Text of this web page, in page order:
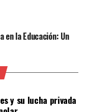
por
ha añadido un
equipos,
Según el
en la Educación: Un
y su lucha privada